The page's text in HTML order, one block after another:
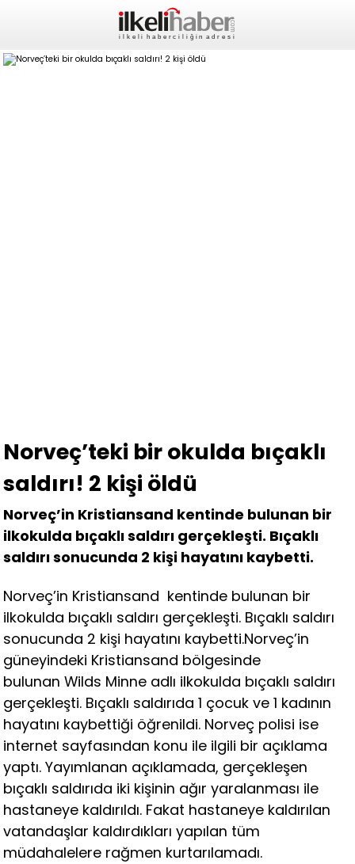
Norveç’teki bir okulda bıçaklı
saldırı! 2 kişi öldü
Norveç’in Kristiansand kentinde bulunan bir
ilkokulda bıçaklı saldırı gerçekleşti. Bıçaklı
saldırı sonucunda 2 kişi hayatını kaybetti.
Norveç’in Kristiansand kentinde bulunan bir
ilkokulda bıçaklı saldırı gerçekleşti. Bıçaklı saldırı
sonucunda 2 kişi hayatını kaybetti.Norveç’in
güneyindeki Kristiansand bölgesinde
bulunan Wilds Minne adlı ilkokulda bıçaklı saldırı
gerçekleşti. Bıçaklı saldırıda 1 çocuk ve 1 kadının
hayatını kaybettiği öğrenildi. Norveç polisi ise
internet sayfasından konu ile ilgili bir açıklama
yaptı. Yayımlanan açıklamada, gerçekleşen
bıçaklı saldırıda iki kişinin ağır yaralanması ile
hastaneye kaldırıldı. Fakat hastaneye kaldırılan
vatandaşlar kaldırdıkları yapılan tüm
müdahalelere rağmen kurtarılamadı.